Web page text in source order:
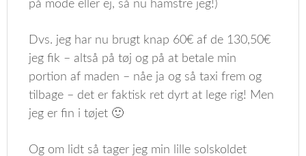
på mode eller ej, så nu hamstre jeg!)
Dvs. jeg har nu brugt knap 60€ af de 130,50€
jeg fik – altså på tøj og på at betale min
portion af maden – nåe ja og så taxi frem og
tilbage – det er faktisk ret dyrt at lege rig! Men
jeg er fin i tøjet 🙂
Og om lidt så tager jeg min lille solskoldet